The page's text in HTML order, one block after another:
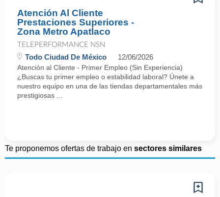
Atención Al Cliente
Prestaciones Superiores -
Zona Metro Apatlaco
TELEPERFORMANCE NSN
Todo Ciudad De México 12/06/2026
Atención al Cliente - Primer Empleo (Sin Experiencia)
¿Buscas tu primer empleo o estabilidad laboral? Únete a
nuestro equipo en una de las tiendas departamentales más
prestigiosas ...
Te proponemos ofertas de trabajo en sectores similares